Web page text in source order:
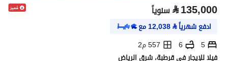
⃁135,000 سنوياً
ادفع شهرياً⃁
12,038مع
5
6
557 م2
فيلا للإيجار في قرطبة، شرق الرياض